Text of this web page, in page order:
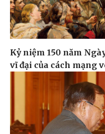
Kỷ niệm 150 năm
vĩ đại của cách mạng